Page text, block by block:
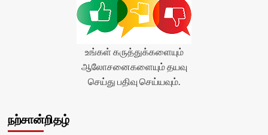
உங்கள் கருத்துக்களையும்
ஆலோசனைகளையும் தயவு
செய்து பதிவு செய்யவும்.
நற்சான்றிதழ்